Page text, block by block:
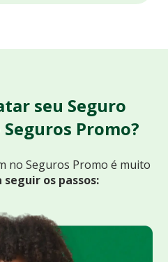
seu Seguro
Promo?
no Seguros Promo é muito
seguir os passos: